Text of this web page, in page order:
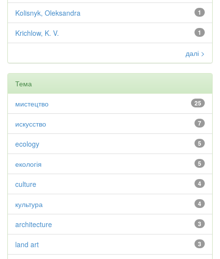
1
Kolisnyk, Oleksandra
1
Krichlow, K. V.
далі >
Тема
25
мистецтво
7
искусство
5
ecology
5
екологія
4
culture
4
культура
3
architecture
3
land art